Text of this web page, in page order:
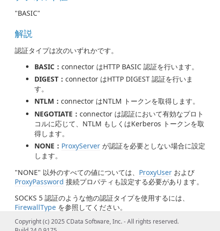
"BASIC"
解説
認証タイプは次のいずれかです。
BASIC： connector はHTTP BASIC 認証を行います。
DIGEST： connector はHTTP DIGEST 認証を行いま
す。
NTLM： connector はNTLM トークンを取得します。
NEGOTIATE： connector は認証において有効なプロト
コルに応じて、NTLM もしくはKerberos トークンを取
得します。
NONE： ProxyServer が認証を必要としない場合に設定
します。
"NONE" 以外のすべての値については、 ProxyUser および
ProxyPassword 接続プロパティも設定する必要があります。
SOCKS 5 認証のような他の認証タイプを使用するには、
FirewallType を参照してください。
Copyright (c) 2025 CData Software, Inc. - All rights reserved.